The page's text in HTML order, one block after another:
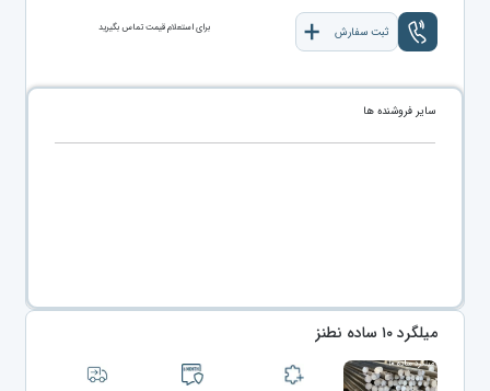
ثبت سفارش برای استعلام قیمت تماس بگیرید
سایر فروشنده ها
میلگرد ۱۰ ساده نطنز